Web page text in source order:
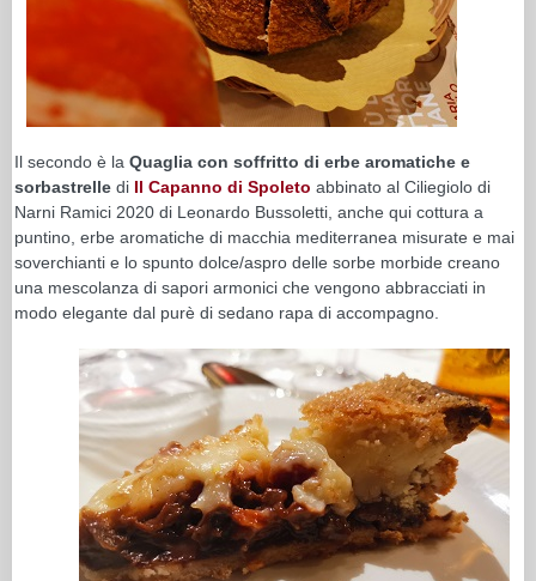
Il secondo è la Quaglia con soffritto di erbe aromatiche e
sorbastrelle di Il Capanno di Spoleto abbinato al Ciliegiolo di
Narni Ramici 2020 di Leonardo Bussoletti, anche qui cottura a
puntino, erbe aromatiche di macchia mediterranea misurate e mai
soverchianti e lo spunto dolce/aspro delle sorbe morbide creano
una mescolanza di sapori armonici che vengono abbracciati in
modo elegante dal purè di sedano rapa di accompagno.